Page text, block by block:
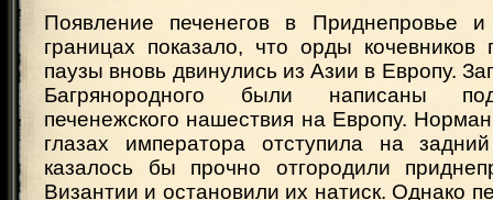
Появление печенегов в Приднепровье и
границах показало, что орды кочевников
паузы вновь двинулись из Азии в Европу.
Багрянородного были написаны
печенежского нашествия на Европу.
глазах императора отступила на
казалось бы прочно отгородили
Византии и остановили их натиск. Однако